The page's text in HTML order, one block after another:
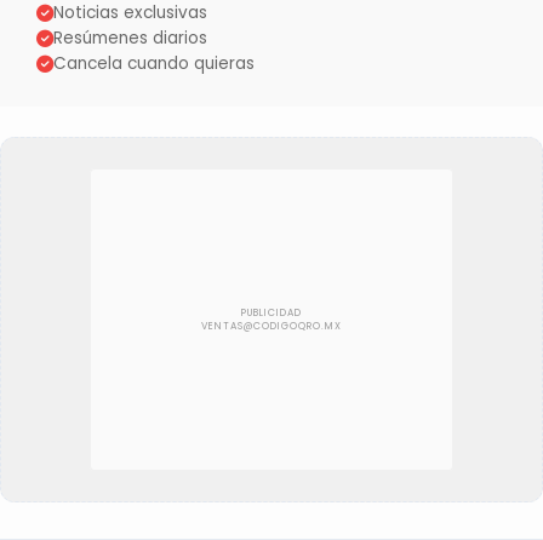
Noticias exclusivas
Resúmenes diarios
Cancela cuando quieras